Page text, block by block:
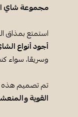
مجموعة شاي الصباح (4 أنواع) – بداية
استمتع بمذاق
أجود أنواع
وسريعًا، سواء
تم تصميم
القوية